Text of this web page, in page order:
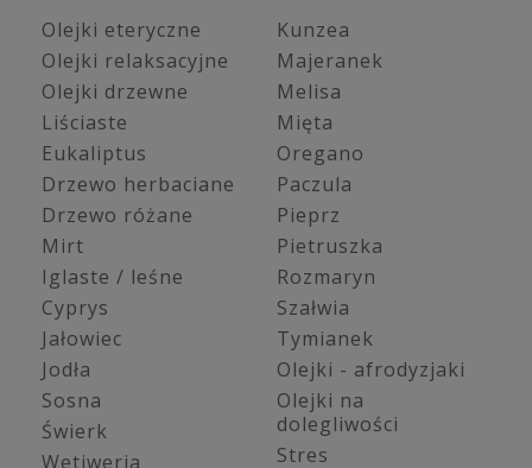
Olejki eteryczne
Olejki relaksacyjne
Olejki drzewne
Liściaste
Eukaliptus
Drzewo herbaciane
Drzewo różane
Mirt
Iglaste / leśne
Cyprys
Jałowiec
Jodła
Sosna
Świerk
Wetiweria
Kunzea
Majeranek
Melisa
Mięta
Oregano
Paczula
Pieprz
Pietruszka
Rozmaryn
Szałwia
Tymianek
Olejki - afrodyzjaki
Olejki na
dolegliwości
Stres